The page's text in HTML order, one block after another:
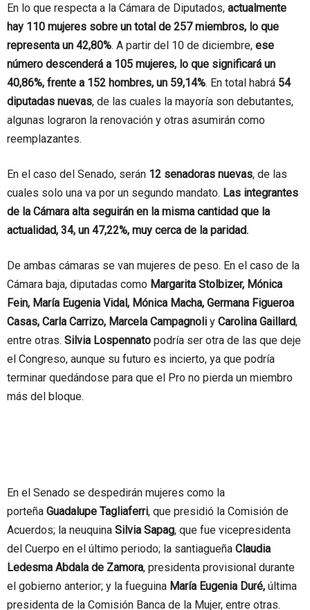
En lo que respecta a la Cámara de Diputados, actualmente
hay 110 mujeres sobre un total de 257 miembros, lo que
representa un 42,80%. A partir del 10 de diciembre, ese
número descenderá a 105 mujeres, lo que significará un
40,86%, frente a 152 hombres, un 59,14%. En total habrá 54
diputadas nuevas, de las cuales la mayoría son debutantes,
algunas lograron la renovación y otras asumirán como
reemplazantes.
En el caso del Senado, serán 12 senadoras nuevas, de las
cuales solo una va por un segundo mandato. Las integrantes
de la Cámara alta seguirán en la misma cantidad que la
actualidad, 34, un 47,22%, muy cerca de la paridad.
De ambas cámaras se van mujeres de peso. En el caso de la
Cámara baja, diputadas como Margarita Stolbizer, Mónica
Fein, María Eugenia Vidal, Mónica Macha, Germana Figueroa
Casas, Carla Carrizo, Marcela Campagnoli y Carolina Gaillard,
entre otras. Silvia Lospennato podría ser otra de las que deje
el Congreso, aunque su futuro es incierto, ya que podría
terminar quedándose para que el Pro no pierda un miembro
más del bloque.
En el Senado se despedirán mujeres como la
porteña Guadalupe Tagliaferri, que presidió la Comisión de
Acuerdos; la neuquina Silvia Sapag, que fue vicepresidenta
del Cuerpo en el último periodo; la santiagueña Claudia
Ledesma Abdala de Zamora, presidenta provisional durante
el gobierno anterior; y la fueguina María Eugenia Duré, última
presidenta de la Comisión Banca de la Mujer, entre otras.